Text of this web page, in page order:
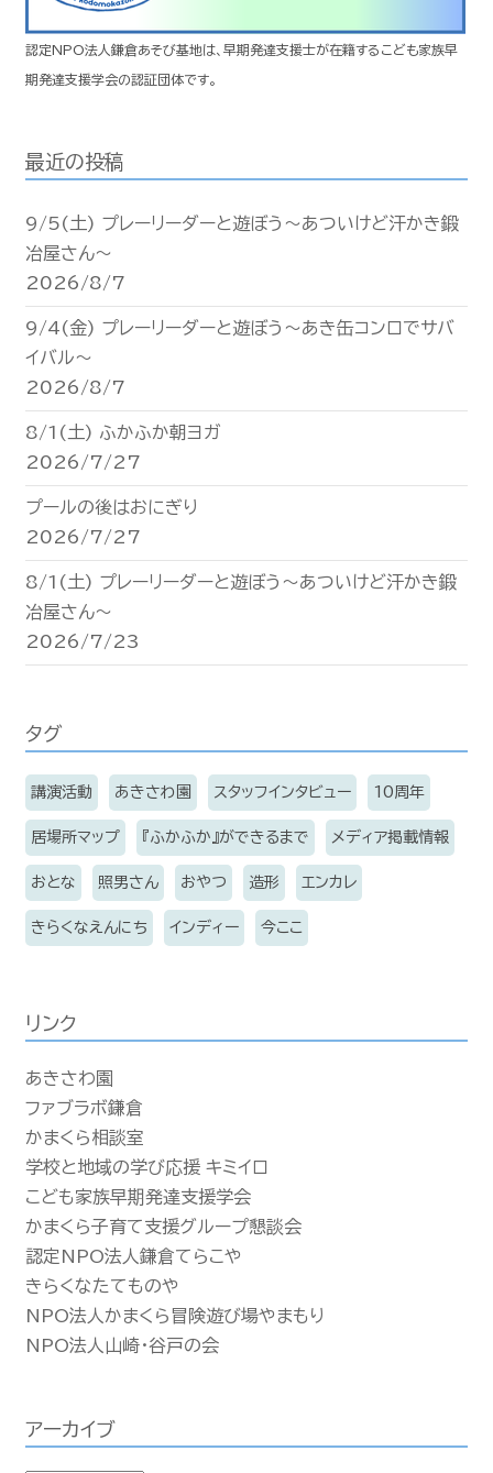
認定NPO法人鎌倉あそび基地は、早期発達支援士が在籍するこども家族早
期発達支援学会の認証団体です。
最近の投稿
9/5(土) プレーリーダーと遊ぼう〜あついけど汗かき鍛
冶屋さん〜
2026/8/7
9/4(金) プレーリーダーと遊ぼう〜あき缶コンロでサバ
イバル〜
2026/8/7
8/1(土) ふかふか朝ヨガ
2026/7/27
プールの後はおにぎり
2026/7/27
8/1(土) プレーリーダーと遊ぼう〜あついけど汗かき鍛
冶屋さん〜
2026/7/23
タグ
講演活動 あきさわ園 スタッフインタビュー 10周年
居場所マップ 『ふかふか』ができるまで メディア掲載情報
おとな 照男さん おやつ 造形 エンカレ
きらくなえんにち インディー 今ここ
リンク
あきさわ園
ファブラボ鎌倉
かまくら相談室
学校と地域の学び応援 キミイロ
こども家族早期発達支援学会
かまくら子育て支援グループ懇談会
認定NPO法人鎌倉てらこや
きらくなたてものや
NPO法人かまくら冒険遊び場やまもり
NPO法人山崎・谷戸の会
アーカイブ